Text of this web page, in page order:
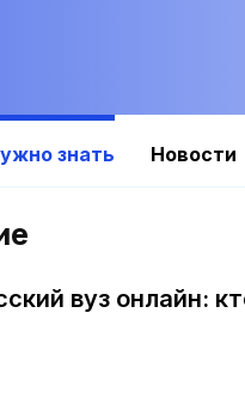
знать Новости
вуз онлайн: